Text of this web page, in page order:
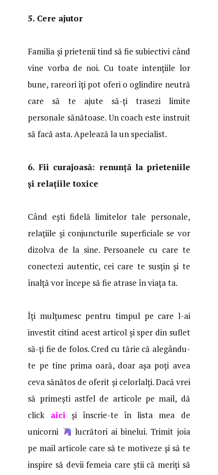
5. Cere ajutor
Familia și prietenii tind să fie subiectivi când
vine vorba de noi. Cu toate intențiile lor
bune, rareori îți pot oferi o oglindire neutră
care să te ajute să-ți trasezi limite
personale sănătoase. Un coach este instruit
să facă asta. Apelează la un specialist.
6. Fii curajoasă: renunță la prieteniile
și relațiile toxice
Când ești fidelă limitelor tale personale,
relațiile și conjuncturile superficiale se vor
dizolva de la sine. Persoanele cu care te
conectezi autentic, cei care te susțin și te
înalță vor începe să fie atrase în viața ta.
Îți mulțumesc pentru timpul pe care l-ai
investit citind acest articol și sper din suflet
să-ți fie de folos. Cred cu tărie că alegându-
te pe tine prima oară, doar așa poți avea
ceva sănătos de oferit și celorlalți. Dacă vrei
să primești astfel de articole pe mail, dă
click aici și înscrie-te în lista mea de
unicorni
lucrători ai binelui. Trimit joia
pe mail articole care să te motiveze și să te
inspire să devii femeia care știi că meriți să